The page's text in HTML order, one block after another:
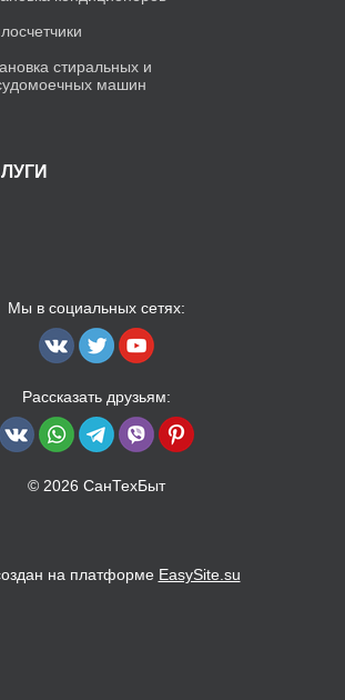
стиральных и
машин
Мы в социальных сетях:
Рассказать друзьям:
© 2026 СанТехБыт
на платформе EasySite.su